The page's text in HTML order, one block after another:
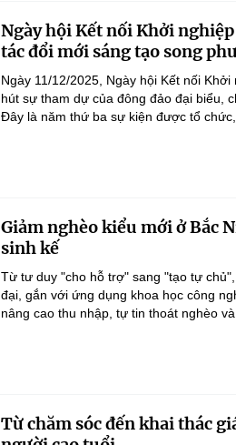
Ngày hội Kết nối Khởi
tác đổi mới sáng tạo song
Ngày 11/12/2025, Ngày hội Kết nối
hút sự tham dự của đông đảo đại biểu,
Đây là năm thứ ba sự kiện được tổ
Giảm nghèo kiểu mới ở Bắc
sinh kế
Từ tư duy "cho hỗ trợ" sang "tạo tự
đại, gắn với ứng dụng khoa học công
nâng cao thu nhập, tự tin thoát nghèo
Từ chăm sóc đến khai thác